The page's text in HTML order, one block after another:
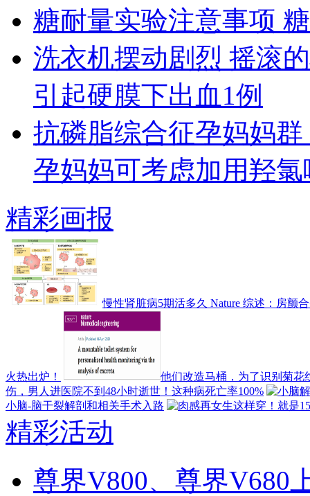
糖耐量实验注意事项
洗衣机摆动剧烈 摇滚
引起硬膜下出血1例
抗磷脂综合征孕妈妈
孕妈妈可考虑加用羟氯
精彩画报
慢性肾脏病5期活多久 Nature 综述：房颤
火热出炉！
他们改造马桶，为了识别菊
伤，男人进医院不到48小时逝世！这种病死亡率100%
小脑-脑干裂解剖和相关手术入路
精彩活动
尊界V800、尊界V680